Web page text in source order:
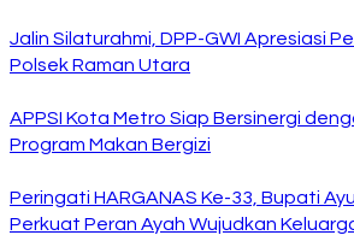
Jalin Silaturahmi, DPP-GWI Apresiasi
Polsek Raman Utara
APPSI Kota Metro Siap Bersinergi
Program Makan Bergizi
Peringati HARGANAS Ke-33, Bupati
Perkuat Peran Ayah Wujudkan